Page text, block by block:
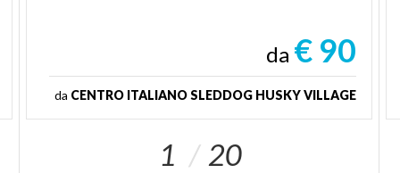
da € 90
da CENTRO ITALIANO SLEDDOG HUSKY VILLAGE
1 20